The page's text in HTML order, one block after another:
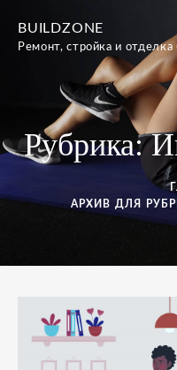
содержимому
BUILDZONE
Ремонт, стройка и
Рубрика:
АРХИВ ДЛЯ
Рубрика:
Ипотека